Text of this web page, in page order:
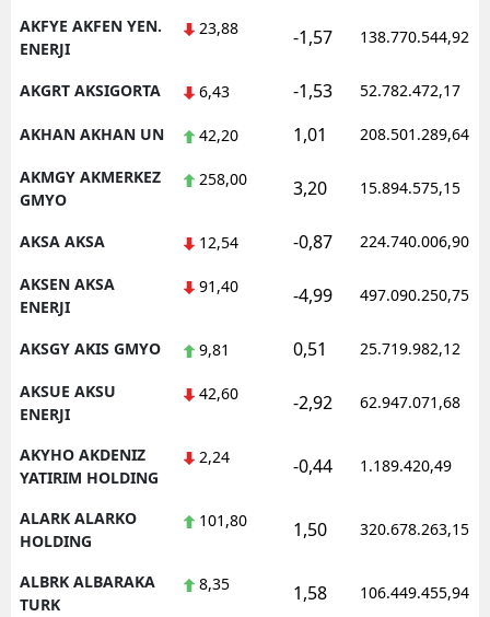
AKFYE AKFEN YEN.
ENERJI
23,88 -1,57 138.770.544,92
AKGRT AKSIGORTA 6,43 -1,53 52.782.472,17
AKHAN AKHAN UN 42,20 1,01 208.501.289,64
AKMGY AKMERKEZ
GMYO
258,00 3,20 15.894.575,15
AKSA AKSA 12,54 -0,87 224.740.006,90
AKSEN AKSA
ENERJI
91,40 -4,99 497.090.250,75
AKSGY AKIS GMYO 9,81 0,51 25.719.982,12
AKSUE AKSU
ENERJI
42,60 -2,92 62.947.071,68
AKYHO AKDENIZ
YATIRIM HOLDING
2,24 -0,44 1.189.420,49
ALARK ALARKO
HOLDING
101,80 1,50 320.678.263,15
ALBRK ALBARAKA
TURK
8,35 1,58 106.449.455,94